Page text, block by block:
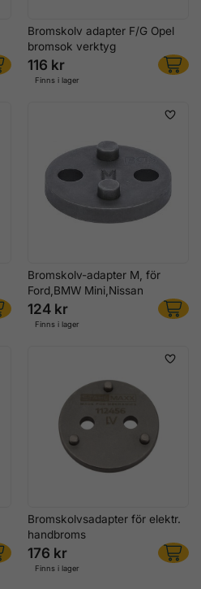
Bromskolv adapter F/G Opel
bromsok verktyg
116 kr
Finns i lager
Bromskolv-adapter M, för
Ford,BMW Mini,Nissan
124 kr
Finns i lager
Bromskolvsadapter för elektr.
handbroms
176 kr
Finns i lager